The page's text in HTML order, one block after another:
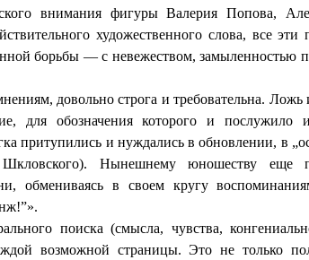
внимания фигуры Валерия Попова,
художественного слова, все эти
борьбы — с невежеством, замыленностью
довольно строга и требовательна.
для обозначения которого и послужило
притупились и нуждались в обновлении, в
Нынешнему юношеству еще
обмениваясь в своем кругу
поиска (смысла, чувства,
возможной страницы. Это не только